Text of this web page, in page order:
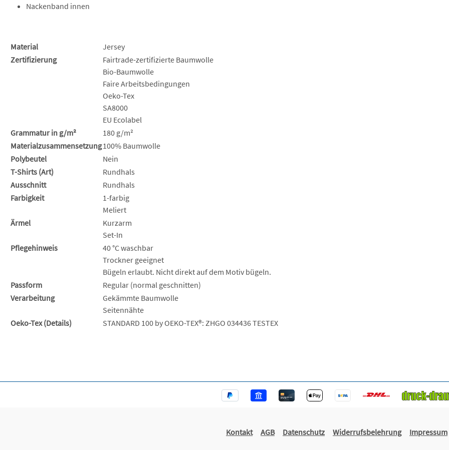
Nackenband innen
Material
Jersey
Zertifizierung
Fairtrade-zertifizierte Baumwolle
Bio-Baumwolle
Faire Arbeitsbedingungen
Oeko-Tex
SA8000
EU Ecolabel
Grammatur in g/m²
180 g/m²
Materialzusammensetzung100% Baumwolle
Polybeutel
Nein
T-Shirts (Art)
Rundhals
Ausschnitt
Rundhals
Farbigkeit
1-farbig
Meliert
Ärmel
Kurzarm
Set-In
Pflegehinweis
40 °C waschbar
Trockner geeignet
Bügeln erlaubt. Nicht direkt auf dem Motiv bügeln.
Passform
Regular (normal geschnitten)
Verarbeitung
Gekämmte Baumwolle
Seitennähte
Oeko-Tex (Details)
STANDARD 100 by OEKO-TEX®: ZHGO 034436 TESTEX
Kontakt AGB Datenschutz Widerrufsbelehrung Impressum